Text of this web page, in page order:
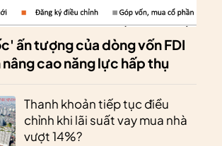
ấn tượng của dòng vốn FDI
cao năng lực hấp thụ
Thanh khoản tiếp tục điều
chỉnh khi lãi suất vay mua nhà
vượt 14%?